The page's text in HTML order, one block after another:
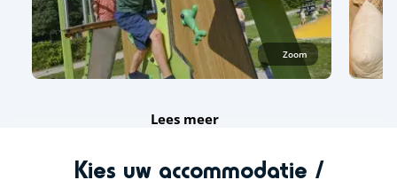
Zoom
Lees meer
Kies uw accommodatie /